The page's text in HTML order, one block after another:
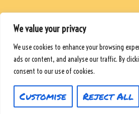
We value your privacy
We use cookies to enhance your browsing
ads or content, and analyse our traffic. By
consent to our use of cookies.
Customise Reject All
RESSOURCEN
DATENSCHUTZRICHTLINIE
© 2026 Packliste-Urlaub•